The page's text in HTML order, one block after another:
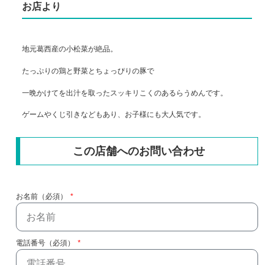
お店より
地元葛西産の小松菜が絶品。
たっぷりの鶏と野菜とちょっぴりの豚で
一晩かけてを出汁を取ったスッキリこくのあるらうめんです。
ゲームやくじ引きなどもあり、お子様にも大人気です。
この店舗へのお問い合わせ
お名前（必須）
電話番号（必須）